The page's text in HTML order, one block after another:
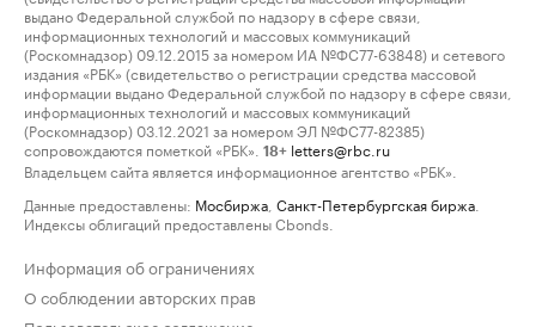
выдано Федеральной службой по надзору в сфере связи,
информационных технологий и массовых коммуникаций
(Роскомнадзор) 09.12.2015 за номером ИА №ФС77-63848) и сетевого
издания «РБК» (свидетельство о регистрации средства массовой
информации выдано Федеральной службой по надзору в сфере связи,
информационных технологий и массовых коммуникаций
(Роскомнадзор) 03.12.2021 за номером ЭЛ №ФС77-82385)
сопровождаются пометкой «РБК».
18+ letters@rbc.ru
Владельцем сайта является информационное агентство «РБК».
Данные предоставлены: Мосбиржа Санкт-Петербургская биржа
Индексы облигаций предоставлены Cbonds.
Информация об ограничениях
О соблюдении авторских прав